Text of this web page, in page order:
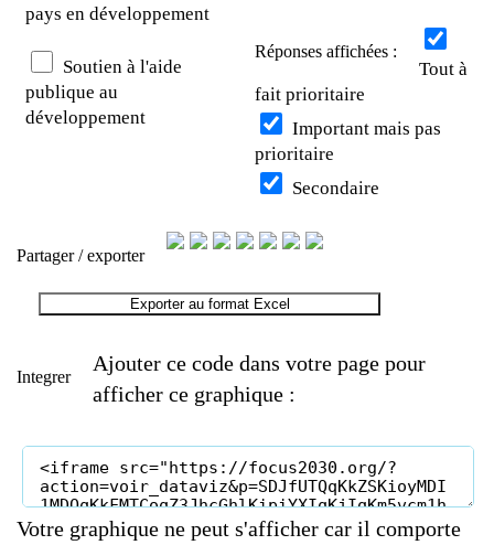
pays en développement
Soutien à l'aide
publique au
développement
Réponses affichées :
Tout à
fait prioritaire
Important mais pas
prioritaire
Secondaire
Partager / exporter
Exporter au format Excel
Integrer
Ajouter ce code dans votre page pour
afficher ce graphique :
Votre graphique ne peut s'afficher car il comporte